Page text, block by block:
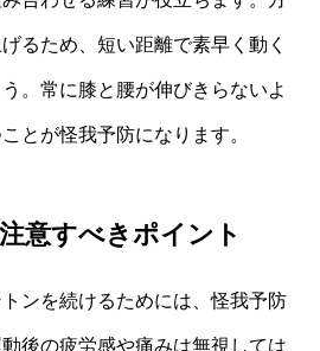
るため、短い距離で素早く動く
。常に膝と腰が伸びきらないよ
とが怪我予防になります。
意すべきポイント
ンを続けるためには、怪我予防
後の疲労感や痛みは無視しては